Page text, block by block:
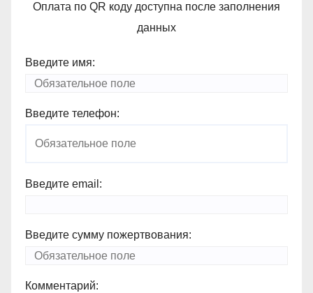
Оплата по QR коду доступна после заполнения
данных
Введите имя:
Введите телефон:
Введите email:
Введите сумму пожертвования:
Комментарий: